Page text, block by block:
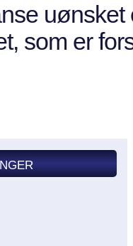
uønsket
som er